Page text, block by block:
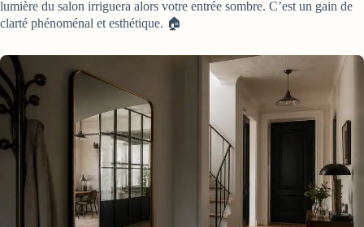
lumière du salon irriguera alors votre entrée sombre. C’est un gain de
clarté phénoménal et esthétique. 🏠